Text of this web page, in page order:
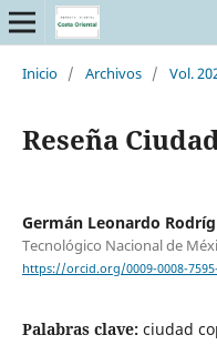
Inicio / Archivos / Vol.
Reseña
Germán Leonardo
Tecnológico Nacional de
https://orcid.org/0009-0008-
Palabras clave: ciudad